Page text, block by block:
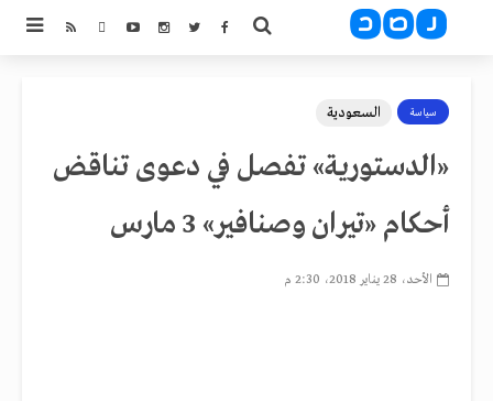
سياسة السعودية
«الدستورية» تفصل في دعوى تناقض
أحكام «تيران وصنافير» 3 مارس
الأحد، 28 يناير 2018، 2:30 م